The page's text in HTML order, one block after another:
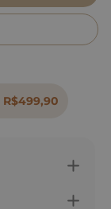
R$499,90